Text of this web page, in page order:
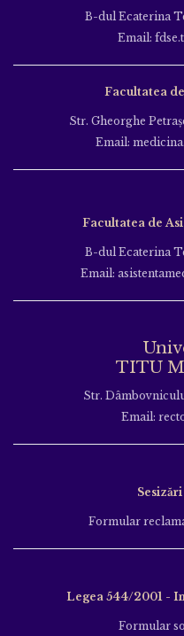
B-dul Ecaterina
Email:
Facultatea
Str. Gheorghe
Email:
Facultatea de
B-dul Ecaterina
Email:
TITU
Str.
Email:
Formular
Legea 544/2001 -
Formular